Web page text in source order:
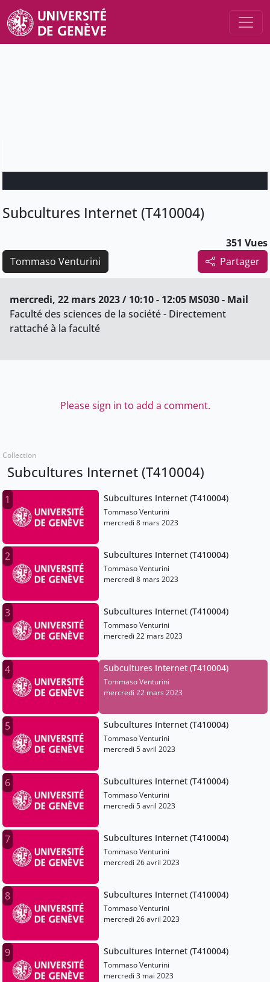
Subcultures Internet (T410004)
351 Vues
Partager
Tommaso Venturini
mercredi, 22 mars 2023 / 10:10 - 12:05 MS030 - Mail
Faculté des sciences de la société - Directement
rattaché à la faculté
Please sign in to add a comment.
Collection
Subcultures Internet (T410004)
1 Subcultures Internet (T410004)
Tommaso Venturini
mercredi 8 mars 2023
2 Subcultures Internet (T410004)
Tommaso Venturini
mercredi 8 mars 2023
3 Subcultures Internet (T410004)
Tommaso Venturini
mercredi 22 mars 2023
4 Subcultures Internet (T410004)
Tommaso Venturini
mercredi 22 mars 2023
5 Subcultures Internet (T410004)
Tommaso Venturini
mercredi 5 avril 2023
6 Subcultures Internet (T410004)
Tommaso Venturini
mercredi 5 avril 2023
7 Subcultures Internet (T410004)
Tommaso Venturini
mercredi 26 avril 2023
8 Subcultures Internet (T410004)
Tommaso Venturini
mercredi 26 avril 2023
9 Subcultures Internet (T410004)
Tommaso Venturini
mercredi 3 mai 2023